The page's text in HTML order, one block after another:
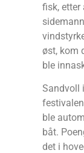
fisk, etter
øst, kom
ble
Sandvoll
ble
båt.
det i